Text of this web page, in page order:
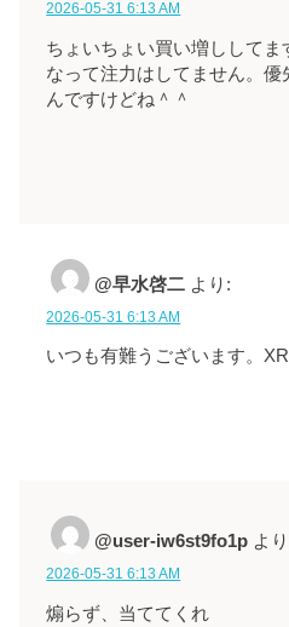
2026-05-31 6:13 AM
ちょいちょい買い増ししてま
なって注力はしてません。
んですけどね＾＾
@早水啓二 より:
2026-05-31 6:13 AM
いつも有難うございます。
@user-iw6st9fo1p よ
2026-05-31 6:13 AM
煽らず、当ててくれ